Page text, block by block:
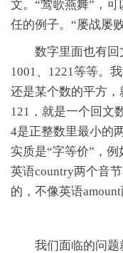
文。“莺歌燕舞”，
任的例子。“屡战屡
数字里面也有回
1001、1221等等。
还是某个数的平方
121，就是一个回文
4是正整数里最小的
实质是“字等价”，
英语country两个音
的，不像英语
我们面临的问题